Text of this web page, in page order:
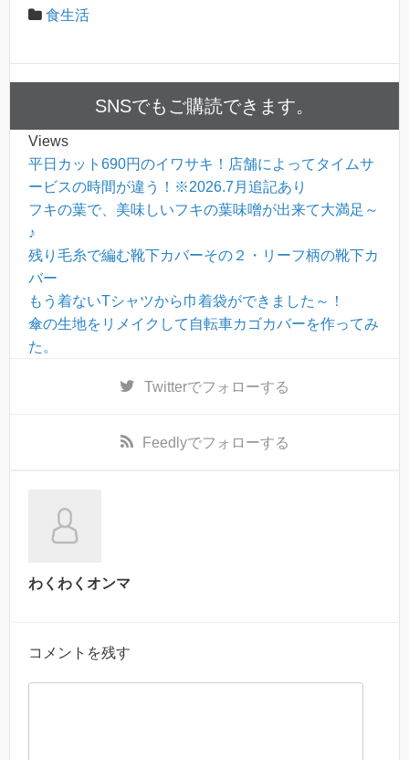
食生活
SNSでもご購読できます。
Views
平日カット690円のイワサキ！店舗によってタイムサ
ービスの時間が違う！※2026.7月追記あり
フキの葉で、美味しいフキの葉味噌が出来て大満足～
♪
残り毛糸で編む靴下カバーその２・リーフ柄の靴下カ
バー
もう着ないTシャツから巾着袋ができました～！
傘の生地をリメイクして自転車カゴカバーを作ってみ
た。
Twitterでフォローする
Feedlyでフォローする
わくわくオンマ
コメントを残す